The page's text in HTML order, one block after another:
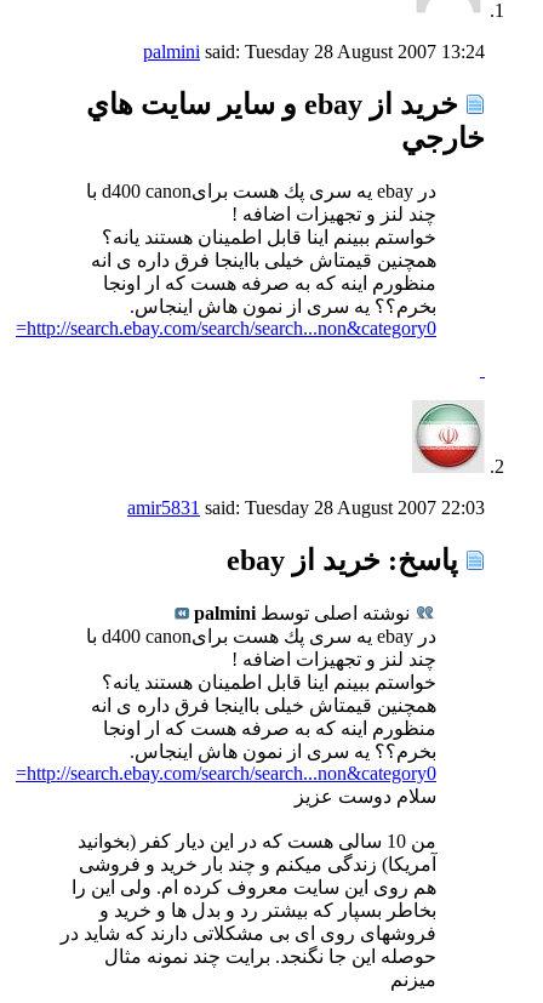
palmini said: Tuesday 28 August 2007 13:24
خرید از ebay و ساير سايت هاي
خارجي
در ebay یه سری پك هست برایd400 canon با
چند لنز و تجهیزات اضافه !
خواستم ببینم اینا قابل اطمینان هستند یانه؟
همچنین قیمتاش خیلی بااینجا فرق داره ی انه
منظورم اینه که به صرفه هست که ار اونجا
بخرم؟؟ یه سری از نمون هاش اینجاس.
http://search.ebay.com/search/search...non&category0=
amir5831 said: Tuesday 28 August 2007 22:03
پاسخ: خرید از ebay
نوشته اصلی توسط palmini
در ebay یه سری پك هست برایd400 canon با
چند لنز و تجهیزات اضافه !
خواستم ببینم اینا قابل اطمینان هستند یانه؟
همچنین قیمتاش خیلی بااینجا فرق داره ی انه
منظورم اینه که به صرفه هست که ار اونجا
بخرم؟؟ یه سری از نمون هاش اینجاس.
http://search.ebay.com/search/search...non&category0=
سلام دوست عزیز
من 10 سالی هست که در این دیار کفر (بخوانید
آمریکا) زندگی میکنم و چند بار خرید و فروشی
هم روی این سایت معروف کرده ام. ولی این را
بخاطر بسپار که بیشتر رد و بدل ها و خرید و
فروشهای روی ای بی مشکلاتی دارند که شاید در
حوصله این جا نگنجد. برایت چند نمونه مثال
میزنم